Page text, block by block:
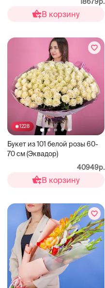
18679р.
В корзину
1228
Букет из 101 белой розы 60-
70 см (Эквадор)
40949р.
В корзину